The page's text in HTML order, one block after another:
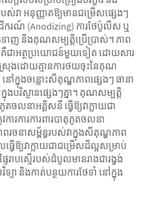
ស់វា អនុញ្ញាតឱ្យមានជម្រើសផ្សេងៗ
ករណ៍ (Anodizing) ការថែប៉ូលីស ឬ
ាញ និងគុណសម្បត្តិប្រើប្រាស់។ ភាព
គឺជាអត្ថប្រយោជន៍មួយទៀត ដោយសារ
រុងដោយគ្មានការថយចុះនៃគុណ
ៅក្នុងចន្លោះសីតុណ្ហភាពផ្សេងៗ ធានា
នុងបរិស្ថានផ្សេងៗគ្នា។ គុណសម្បត្តិ
លនាអគ្គិសនី ធ្វើឱ្យវាក្លាយជា
ារការការពារបាតុភូតចលនា
រចនាសម្ព័ន្ធរបស់វាក្នុងសីតុណ្ហភាព
ើឱ្យវាក្លាយជាជម្រើសដ៏ល្អសម្រាប់
រាបស្មើរបស់ដំបូលមានរាងជារង្វង់
យា និងកាត់បន្ថយការថែទាំ នៅក្នុង